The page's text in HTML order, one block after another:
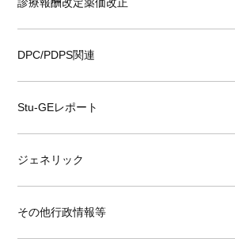
DPC/PDPS関連
Stu-GEレポート
ジェネリック
その他行政情報等